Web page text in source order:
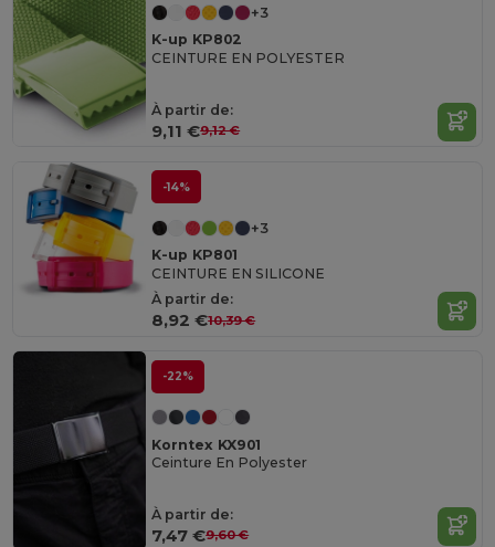
+3
K-up KP802
CEINTURE EN POLYESTER
À partir de:
9,11 €9,12 €
-14%
+3
K-up KP801
CEINTURE EN SILICONE
À partir de:
8,92 €10,39 €
-22%
Korntex KX901
Ceinture En Polyester
À partir de:
7,47 €9,60 €